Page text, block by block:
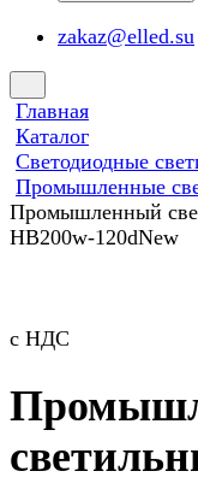
zakaz@elled.su
Главная
Каталог
Светодиодные
Промышленные
Промышленный
HB200w-120dNew
с НДС